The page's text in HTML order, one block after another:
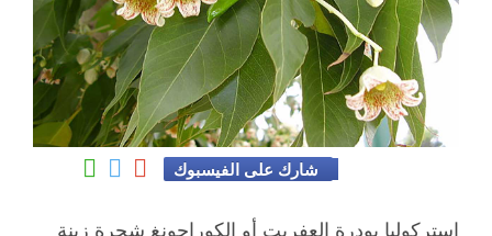
شارك على الفيسبوك
استركوليا بودرة العفريت أو الكوراجونغ شجرة زينة